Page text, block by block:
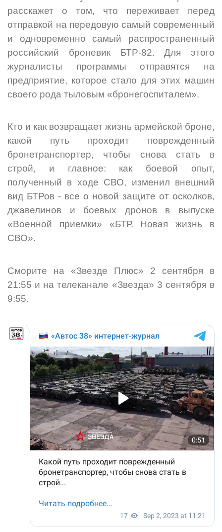
расскажет о том, что переживает перед
отправкой на передовую самый современный
и одновременно самый распространенный
российский броневик БТР-82. Для этого
журналисты программы отправятся на
предприятие, которое стало для этих машин
своего рода тыловым «бронегоспиталем».
Кто и как возвращает жизнь армейской броне,
какой путь проходит поврежденный
бронетранспортер, чтобы снова стать в
строй, и главное: как боевой опыт,
полученный в ходе СВО, изменил внешний
вид БТРов - все о новой защите от осколков,
джавелинов и боевых дронов в выпуске
«Военной приемки» «БТР. Новая жизнь в
СВО».
Сморите на «Звезде Плюс» 2 сентября в
21:55 и на телеканале «Звезда» 3 сентября в
9:55.